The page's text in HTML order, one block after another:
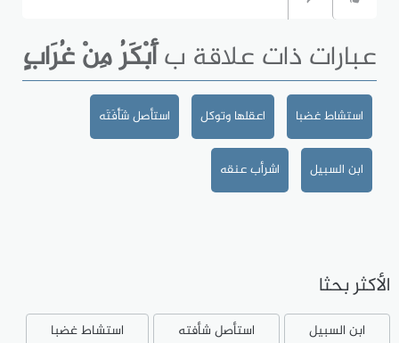
عبارات ذات علاقة بأَبْكَرُ مِنْ غُرَابٍ
استشاط غضبا اعقلها وتوكل استأصل شَأْفَتَه
ابن السبيل اشرأب عنقه
الأكثر بحثا
ابن السبيل استأصل شأفته
استشاط غضبا